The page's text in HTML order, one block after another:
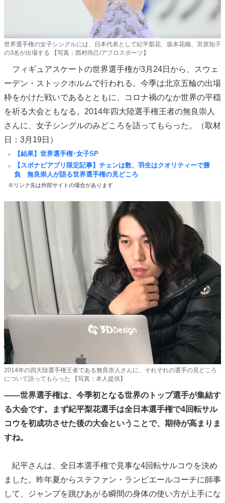
世界選手権の女子シングルには、日本代表として紀平梨花、坂本花織、宮原知子
の3名が出場する 【写真：西村尚己/アフロスポーツ】
フィギュアスケートの世界選手権が3月24日から、スウェ
ーデン・ストックホルムで行われる。今季は北京五輪の出場
枠をかけた戦いであるとともに、コロナ禍のなか世界の平穏
を祈る大会ともなる。2014年四大陸選手権王者の無良崇人
さんに、女子シングルのみどころを語ってもらった。（取材
日：3月19日）
【結果】世界選手権･女子SP
【スポナビアプリ限定記事】チェンは数、羽生はクオリティーで勝
負 無良崇人が語る世界選手権の見どころ
※リンク先は外部サイトの場合があります
2014年の四大陸選手権王者である無良崇人さんに、それぞれの選手の見どころ
について語ってもらった 【写真：本人提供】
——世界選手権は、今季初となる世界のトップ選手が集結す
る大会です。まず紀平梨花選手は全日本選手権で4回転サル
コウを初成功させた後の大会ということで、期待が高まりま
すね。
紀平さんは、全日本選手権で見事な4回転サルコウを決め
ました。昨年夏からステファン・ランビエールコーチに師事
して、ジャンプを跳びあがる瞬間の身体の使い方が上手にな